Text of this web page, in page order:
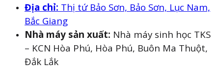
Địa chỉ: Thị tứ Bảo Sơn, Bảo Sơn, Lục Nam,
Bắc Giang
Nhà máy sản xuất: Nhà máy sinh học TKS
– KCN Hòa Phú, Hòa Phú, Buôn Ma Thuột,
Đắk Lắk